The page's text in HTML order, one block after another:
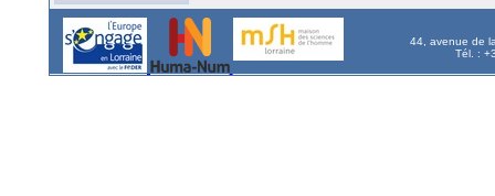
44, avenue de
Tél. :